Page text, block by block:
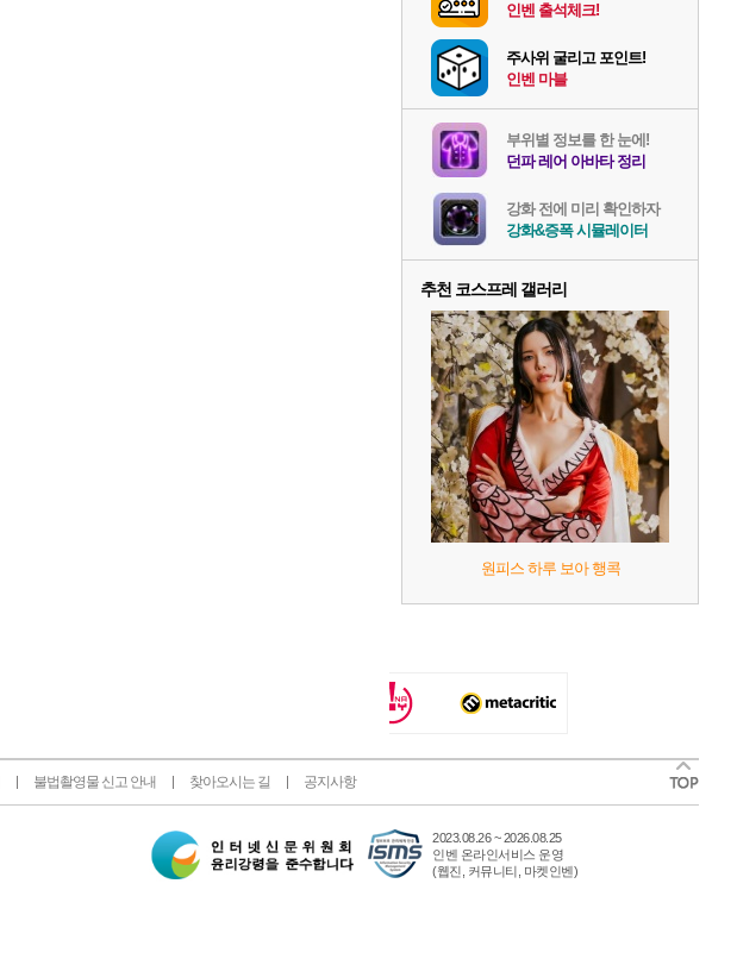
인벤 출석체크!
주사위 굴리고 포인트!
인벤 마블
부위별 정보를 한 눈에!
던파 레어 아바타 정리
강화 전에 미리 확인하자
강화&증폭 시뮬레이터
추천 코스프레 갤러리
원피스 하루 보아 행콕
불법촬영물 신고 안내 찾아오시는 길 공지사항
터
2023.08.26 ~ 2026.08.25
인벤 온라인서비스 운영
(웹진, 커뮤니티, 마켓인벤)